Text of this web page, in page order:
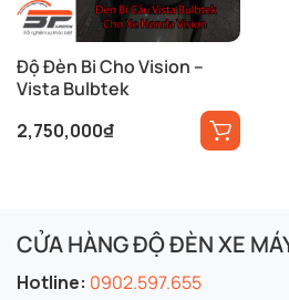
Độ Đèn Bi Cho Vision –
Vista Bulbtek
2,750,000₫
CỬA HÀNG ĐỘ ĐÈN XE
Hotline: 0902.597.655